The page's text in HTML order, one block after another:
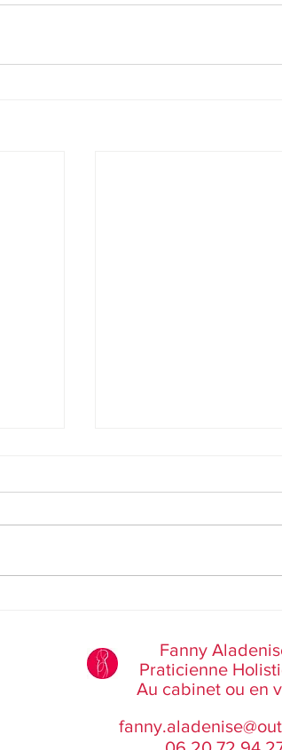
Fanny
Praticienne
Au cabinet ou en